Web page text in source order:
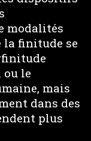
modalités
la finitude se
ou le
mais
dans des
plus